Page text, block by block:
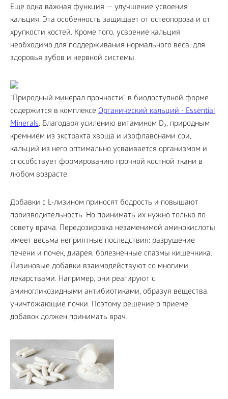
Еще одна важная функция — улучшение усвоения
кальция. Эта особенность защищает от остеопороза и от
хрупкости костей. Кроме того, усвоение кальция
необходимо для поддерживания нормального веса, для
здоровья зубов и нервной системы.
"Природный минерал прочности" в биодоступной форме
содержится в комплексе Органический кальций - Essential
Minerals. Благодаря усилению витамином D₃, природным
кремнием из экстракта хвоща и изофлавонами сои,
кальций из него оптимально усваивается организмом и
способствует формированию прочной костной ткани в
любом возрасте.
Добавки с L-лизином приносят бодрость и повышают
производительность. Но принимать их нужно только по
совету врача. Передозировка незаменимой аминокислоты
имеет весьма неприятные последствия: разрушение
печени и почек, диарея, болезненные спазмы кишечника.
Лизиновые добавки взаимодействуют со многими
лекарствами. Например, они реагируют с
аминогликозидными антибиотиками, образуя вещества,
уничтожающие почки. Поэтому решение о приеме
добавок должен принимать врач.